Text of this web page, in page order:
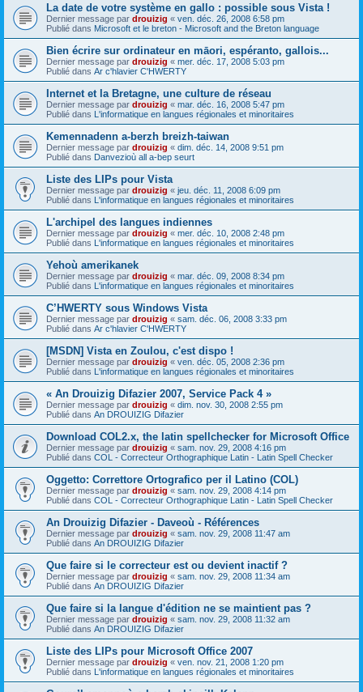
La date de votre système en gallo : possible sous Vista !
Dernier message par drouizig « ven. déc. 26, 2008 6:58 pm
Publié dans Microsoft et le breton - Microsoft and the Breton language
Bien écrire sur ordinateur en māori, espéranto, gallois...
Dernier message par drouizig « mer. déc. 17, 2008 5:03 pm
Publié dans Ar c'hlavier C'HWERTY
Internet et la Bretagne, une culture de réseau
Dernier message par drouizig « mar. déc. 16, 2008 5:47 pm
Publié dans L'informatique en langues régionales et minoritaires
Kemennadenn a-berzh breizh-taiwan
Dernier message par drouizig « dim. déc. 14, 2008 9:51 pm
Publié dans Danvezioù all a-bep seurt
Liste des LIPs pour Vista
Dernier message par drouizig « jeu. déc. 11, 2008 6:09 pm
Publié dans L'informatique en langues régionales et minoritaires
L'archipel des langues indiennes
Dernier message par drouizig « mer. déc. 10, 2008 2:48 pm
Publié dans L'informatique en langues régionales et minoritaires
Yehoù amerikanek
Dernier message par drouizig « mar. déc. 09, 2008 8:34 pm
Publié dans L'informatique en langues régionales et minoritaires
C’HWERTY sous Windows Vista
Dernier message par drouizig « sam. déc. 06, 2008 3:33 pm
Publié dans Ar c'hlavier C'HWERTY
[MSDN] Vista en Zoulou, c'est dispo !
Dernier message par drouizig « ven. déc. 05, 2008 2:36 pm
Publié dans L'informatique en langues régionales et minoritaires
« An Drouizig Difazier 2007, Service Pack 4 »
Dernier message par drouizig « dim. nov. 30, 2008 2:55 pm
Publié dans An DROUIZIG Difazier
Download COL2.x, the latin spellchecker for Microsoft Office
Dernier message par drouizig « sam. nov. 29, 2008 4:16 pm
Publié dans COL - Correcteur Orthographique Latin - Latin Spell Checker
Oggetto: Correttore Ortografico per il Latino (COL)
Dernier message par drouizig « sam. nov. 29, 2008 4:14 pm
Publié dans COL - Correcteur Orthographique Latin - Latin Spell Checker
An Drouizig Difazier - Daveoù - Références
Dernier message par drouizig « sam. nov. 29, 2008 11:47 am
Publié dans An DROUIZIG Difazier
Que faire si le correcteur est ou devient inactif ?
Dernier message par drouizig « sam. nov. 29, 2008 11:34 am
Publié dans An DROUIZIG Difazier
Que faire si la langue d'édition ne se maintient pas ?
Dernier message par drouizig « sam. nov. 29, 2008 11:32 am
Publié dans An DROUIZIG Difazier
Liste des LIPs pour Microsoft Office 2007
Dernier message par drouizig « ven. nov. 21, 2008 1:20 pm
Publié dans L'informatique en langues régionales et minoritaires